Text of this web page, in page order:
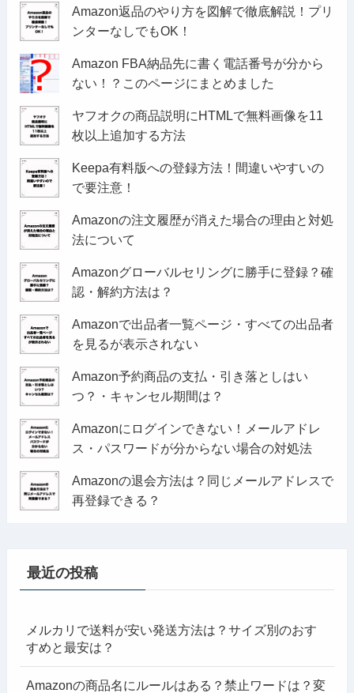
Amazon返品のやり方を図解で徹底解説！プリ
ンターなしでもOK！
Amazon FBA納品先に書く電話番号が分から
ない！？このページにまとめました
ヤフオクの商品説明にHTMLで無料画像を11
枚以上追加する方法
Keepa有料版への登録方法！間違いやすいの
で要注意！
Amazonの注文履歴が消えた場合の理由と対処
法について
Amazonグローバルセリングに勝手に登録？確
認・解約方法は？
Amazonで出品者一覧ページ・すべての出品者
を見るが表示されない
Amazon予約商品の支払・引き落としはい
つ？・キャンセル期間は？
Amazonにログインできない！メールアドレ
ス・パスワードが分からない場合の対処法
Amazonの退会方法は？同じメールアドレスで
再登録できる？
最近の投稿
メルカリで送料が安い発送方法は？サイズ別のおす
すめと最安は？
Amazonの商品名にルールはある？禁止ワードは？変